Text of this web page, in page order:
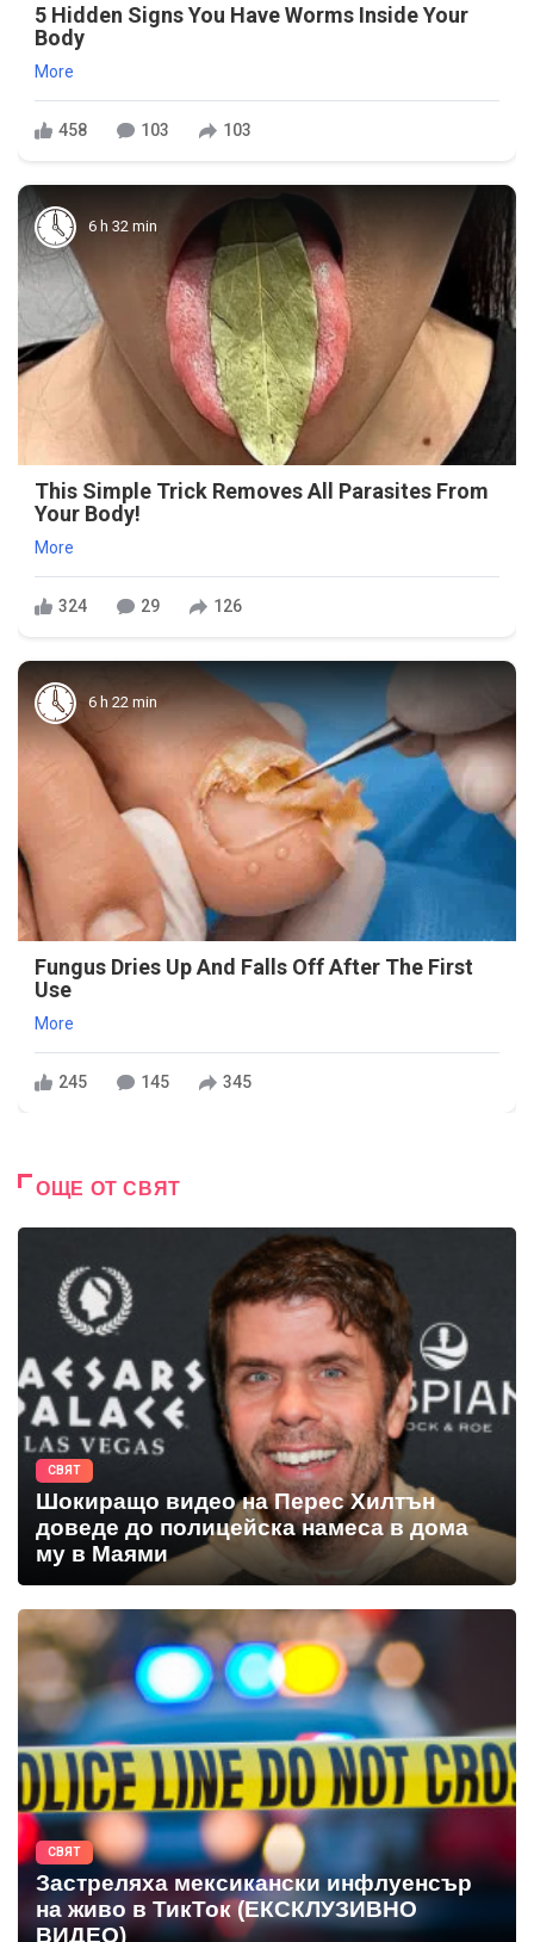
5 Hidden Signs You Have Worms Inside Your
Body
More
458 103 103
6 h 32 min
This Simple Trick Removes All Parasites From
Your Body!
More
324 29 126
6 h 22 min
Fungus Dries Up And Falls Off After The First
Use
More
245 145 345
ОЩЕ ОТ СВЯТ
СВЯТ
Шокиращо видео на Перес Хилтън
доведе до полицейска намеса в дома
му в Маями
СВЯТ
Застреляха мексикански инфлуенсър
на живо в ТикТок (ЕКСКЛУЗИВНО
ВИДЕО)